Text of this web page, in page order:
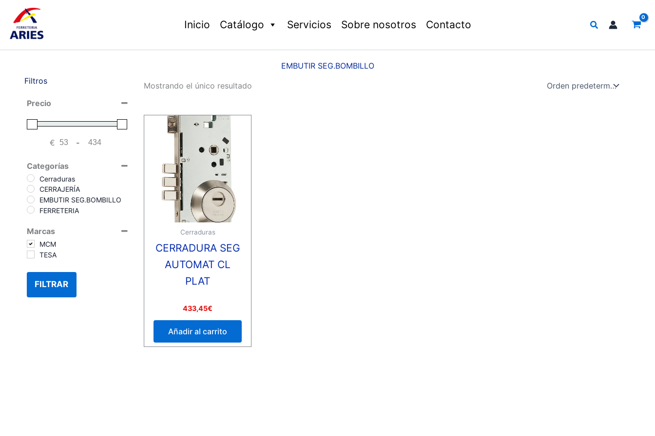
contenido
Inicio Catálogo Servicios Sobre nosotros Contacto Buscar
EMBUTIR SEG.BOMBILLO
Filtros
Precio
€ Minimum Price
-Maximum Price
Categorías
Cerraduras
CERRAJERÍA
EMBUTIR SEG.BOMBILLO
FERRETERIA
Marcas
MCM
TESA
FILTRAR
Mostrando el único resultado
Cerraduras
CERRADURA SEG
AUTOMAT CL
PLAT
Valorado
0
433,45€
Añadir al carrito